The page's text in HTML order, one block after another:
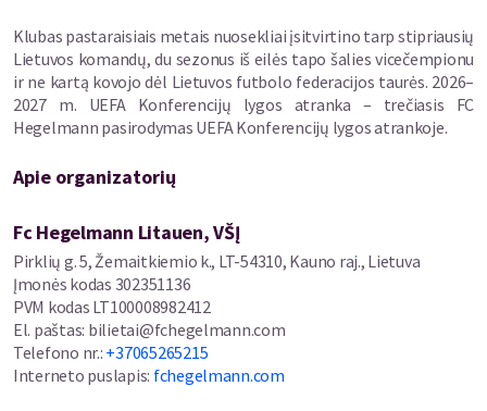
Klubas pastaraisiais metais nuosekliai įsitvirtino tarp stipriausių
Lietuvos komandų, du sezonus iš eilės tapo šalies vicečempionu
ir ne kartą kovojo dėl Lietuvos futbolo federacijos taurės. 2026–
2027 m. UEFA Konferencijų lygos atranka – trečiasis FC
Hegelmann pasirodymas UEFA Konferencijų lygos atrankoje.
Apie organizatorių
Fc Hegelmann Litauen, VŠĮ
Pirklių g. 5, Žemaitkiemio k., LT-54310, Kauno raj., Lietuva
Įmonės kodas 302351136
PVM kodas LT100008982412
El. paštas: bilietai@fchegelmann.com
Telefono nr.: +37065265215
Interneto puslapis: fchegelmann.com